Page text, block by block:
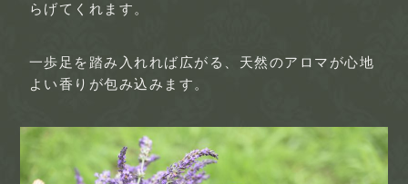
らげてくれます。
一歩足を踏み入れれば広がる、天然のアロマが心地
よい香りが包み込みます。